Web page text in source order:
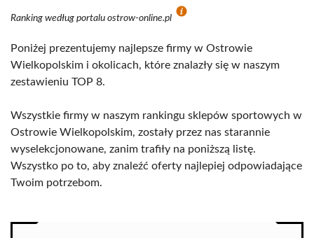
Ranking według portalu ostrow-online.pl
Poniżej prezentujemy najlepsze firmy w Ostrowie
Wielkopolskim i okolicach, które znalazły się w naszym
zestawieniu TOP 8.
Wszystkie firmy w naszym rankingu sklepów sportowych w
Ostrowie Wielkopolskim, zostały przez nas starannie
wyselekcjonowane, zanim trafiły na poniższą listę.
Wszystko po to, aby znaleźć oferty najlepiej odpowiadające
Twoim potrzebom.